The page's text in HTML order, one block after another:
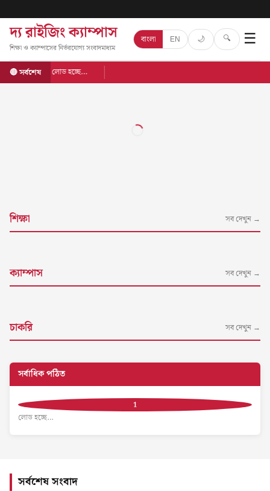
দ্য রাইজিং ক্যাম্পাস
শিক্ষা ও ক্যাম্পাসের নির্ভরযোগ্য সংবাদমাধ্যম
বাংলা EN 🌙 🔍 ☰
🔴 সর্বশেষ লোড হচ্ছে…
শিক্ষা সব দেখুন →
ক্যাম্পাস সব দেখুন →
চাকরি সব দেখুন →
সর্বাধিক পঠিত
লোড হচ্ছে…
সর্বশেষ সংবাদ